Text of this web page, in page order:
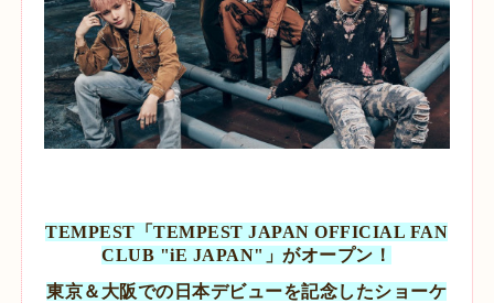
TEMPEST「TEMPEST JAPAN OFFICIAL FAN
CLUB "iE JAPAN"」がオープン！
東京＆大阪での日本デビューを記念したショーケ